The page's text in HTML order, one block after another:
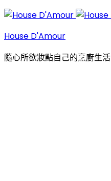
House D'Amour
隨心所欲妝點自己的烹廚生活